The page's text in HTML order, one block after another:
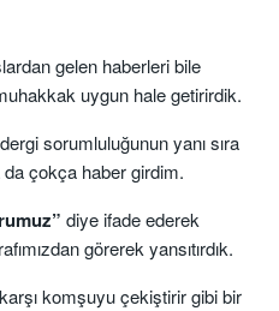
gelen haberleri bile
uygun hale getirirdik.
sorumluluğunun yanı sıra
çokça haber girdim.
diye ifade ederek
görerek yansıtırdık.
komşuyu çekiştirir gibi bir